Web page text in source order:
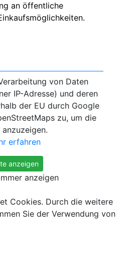
an öffentliche
von Daten
IP-Adresse) und deren
der EU durch Google
zu, um die
anzuzeigen.
erfahren
anzeigen
anzeigen
Cookies. Durch die weitere
Sie der Verwendung von